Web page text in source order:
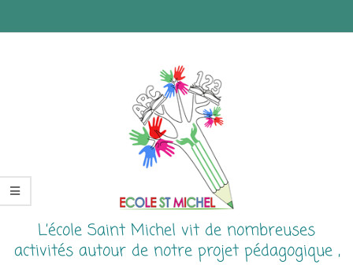
L’école Saint Michel vit de nombreuses
activités autour de notre projet pédagogique ,